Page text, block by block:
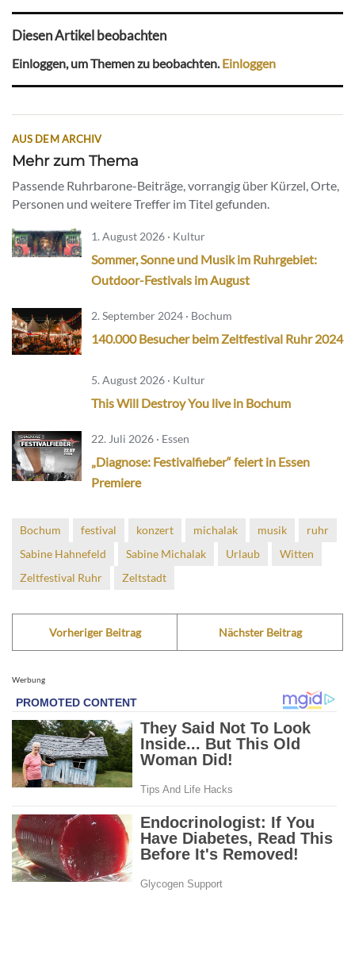
Diesen Artikel beobachten
Einloggen, um Themen zu beobachten.Einloggen
AUS DEM ARCHIV
Mehr zum Thema
Passende Ruhrbarone-Beiträge, vorrangig über Kürzel, Orte,
Personen und weitere Treffer im Titel gefunden.
1. August 2026 · Kultur
Sommer, Sonne und Musik im Ruhrgebiet:
Outdoor-Festivals im August
2. September 2024 · Bochum
140.000 Besucher beim Zeltfestival Ruhr 2024
5. August 2026 · Kultur
This Will Destroy You live in Bochum
22. Juli 2026 · Essen
„Diagnose: Festivalfieber“ feiert in Essen
Premiere
Bochum festival konzert michalak musik
ruhr
Sabine Hahnefeld
Sabine Michalak Urlaub
Witten
Zeltfestival Ruhr
Zeltstadt
Vorheriger Beitrag Nächster Beitrag
Werbung